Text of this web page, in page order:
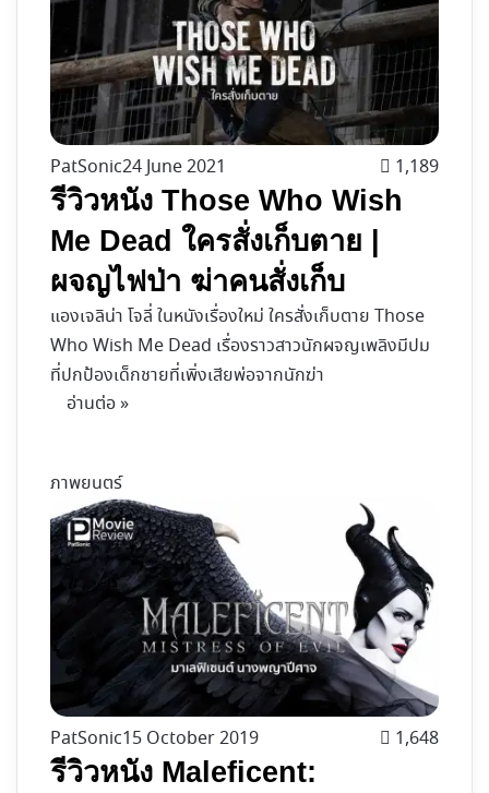
PatSonic24 June 2021 1,189
รีวิวหนัง Those Who Wish
Me Dead ใครสั่งเก็บตาย |
ผจญไฟป่า ฆ่าคนสั่งเก็บ
แองเจลิน่า โจลี่ ในหนังเรื่องใหม่ ใครสั่งเก็บตาย Those
Who Wish Me Dead เรื่องราวสาวนักผจญเพลิงมีปม
ที่ปกป้องเด็กชายที่เพิ่งเสียพ่อจากนักฆ่า
อ่านต่อ »
ภาพยนตร์
PatSonic15 October 2019 1,648
รีวิวหนัง Maleficent: